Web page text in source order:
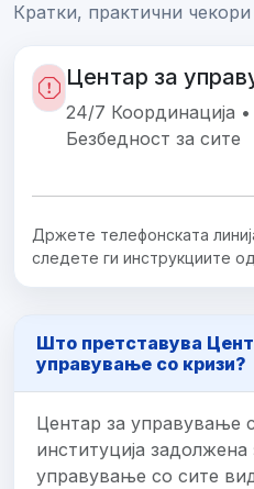
Кратки, практични
Центар за
24/7 Координација
Безбедност за сите
Држете телефонската
следете ги инструкциите
Што претставува
управување со кризи?
Центар за управување
институција
управување со сите